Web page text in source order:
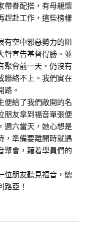
帶眷配搭，有母親懷
趕赴工作，這些榜樣
有空中邪惡勢力的阻
聲宣告基督得勝。並
聚會前一天，仍沒有
聯絡不上。我們實在
路。
給了我們敞開的名
朋友拿到福音單張便
週六當天，她心想是
，準備要離開時就遇
聚會，藉着學員們的
位朋友聽見福音，總
路亞！